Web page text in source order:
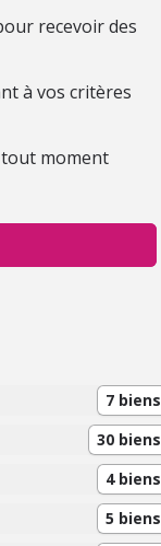
recevoir des
à vos critères
moment
7 biens
30 biens
4 biens
5 biens